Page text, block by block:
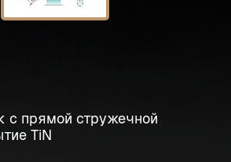
с прямой стружечной
TiN